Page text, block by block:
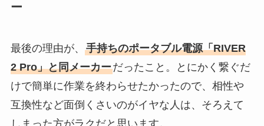
ー
最後の理由が、 手持ちのポータブル電源「RIVER
2 Pro」と同メーカーだったこと。とにかく繋ぐだ
けで簡単に作業を終わらせたかったので、相性や
互換性など面倒くさいのがイヤな人は、そろえて
しまった方がラクだと思います。